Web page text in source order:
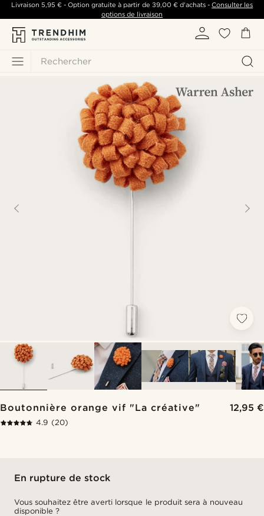
Rechercher
Livraison 5,95 €- Option gratuite à partir de 39,00 €d'achats -Consulter les
options de livraison
Boutonnière orange vif "La créative" 12,95 €
4.9 (20)
En rupture de stock
Vous souhaitez être averti lorsque le produit sera à nouveau
disponible ?